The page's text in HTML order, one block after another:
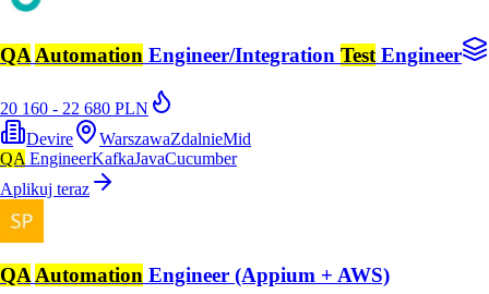
QAAutomation Engineer/Integration TestEngineer
20 160 - 22 680 PLN
Devire
WarszawaZdalnieMid
QA EngineerKafkaJavaCucumber
Aplikuj teraz
QA Automation Engineer (Appium + AWS)